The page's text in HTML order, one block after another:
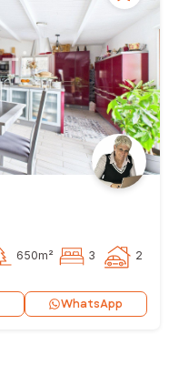
650m² 3 2
WhatsApp